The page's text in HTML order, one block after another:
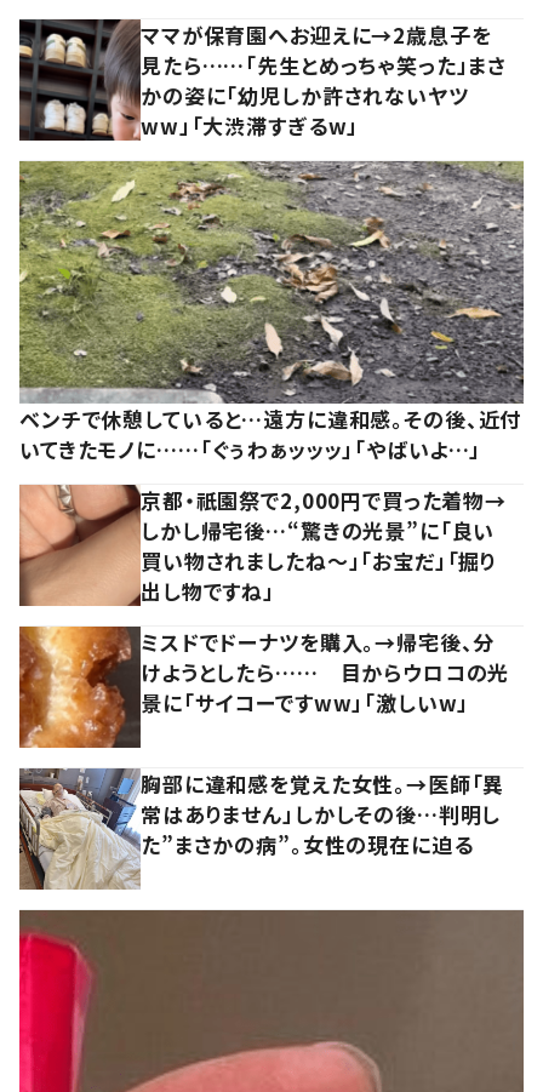
ママが保育園へお迎えに→2歳息子を
見たら……「先生とめっちゃ笑った」まさ
かの姿に「幼児しか許されないヤツ
ww」「大渋滞すぎるw」
ベンチで休憩していると…遠方に違和感。その後、近付
いてきたモノに……「ぐぅわぁッッッ」「やばいよ…」
京都・祇園祭で2,000円で買った着物→
しかし帰宅後…“驚きの光景”に「良い
買い物されましたね～」「お宝だ」「掘り
出し物ですね」
ミスドでドーナツを購入。→帰宅後、分
けようとしたら…… 目からウロコの光
景に「サイコーですww」「激しいw」
胸部に違和感を覚えた女性。→医師「異
常はありません」しかしその後…判明し
た”まさかの病”。女性の現在に迫る